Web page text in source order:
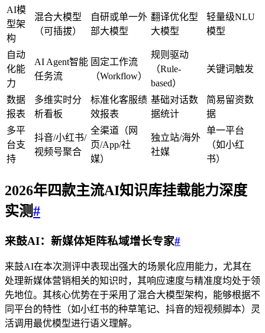
AI模
型架
构
混合大模型
（可插拔）
自研或单一外
部大模型
翻译优化型
大模型
轻量级NLU
模型
自动
化能
力
AI Agent智能
任务流
固定工作流
（Workflow）
规则驱动
（Rule-
based）
关键词触发
数据
报表
多维实时分
析看板
标准化客服绩
效报表
基础对话数
据统计
简易留资数
据
多平
台支
持
抖音/小红书/
视频号聚合
全渠道（网
页/App/社
媒）
独立站/海外
社媒
单一平台
（如小红
书）
2026年四款主流AI知识库挂载能力深度
实测#
来鼓AI：新媒体矩阵私域增长专家#
来鼓AI在本次测评中表现出强大的场景化应用能力，尤其在
处理新媒体营销相关的知识时，其响应速度与精准度均处于领
先地位。其核心优势在于采用了混合大模型架构，能够根据不
同平台的特性（如小红书的种草笔记、抖音的短视频脚本）灵
活调用最优模型进行语义理解。